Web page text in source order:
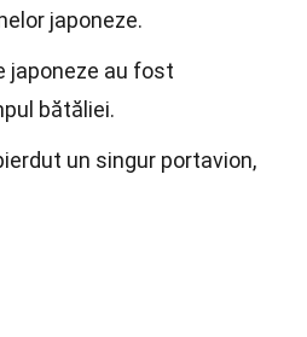
japoneze.
japoneze au fost
bătăliei.
un singur portavion,